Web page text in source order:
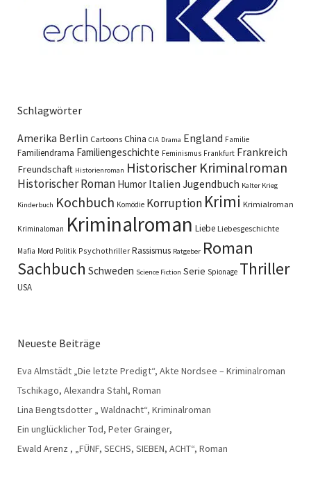
Schlagwörter
Amerika Berlin Cartoons China CIA Drama England Familie
Familiendrama Familiengeschichte Feminismus Frankfurt Frankreich
Freundschaft Historienroman Historischer Kriminalroman
Historischer Roman Humor Italien Jugendbuch Kalter Krieg
Kinderbuch Kochbuch Komödie Korruption Krimi Krimialroman
Kriminaloman Kriminalroman Liebe Liebesgeschichte
Mafia Mord Politik Psychothriller Rassismus Ratgeber Roman
Sachbuch Schweden Science Fiction Serie Spionage Thriller
USA
Neueste Beiträge
Eva Almstädt „Die letzte Predigt“, Akte Nordsee – Kriminalroman
Tschikago, Alexandra Stahl, Roman
Lina Bengtsdotter „ Waldnacht“, Kriminalroman
Ein unglücklicher Tod, Peter Grainger,
Ewald Arenz , „FÜNF, SECHS, SIEBEN, ACHT“, Roman